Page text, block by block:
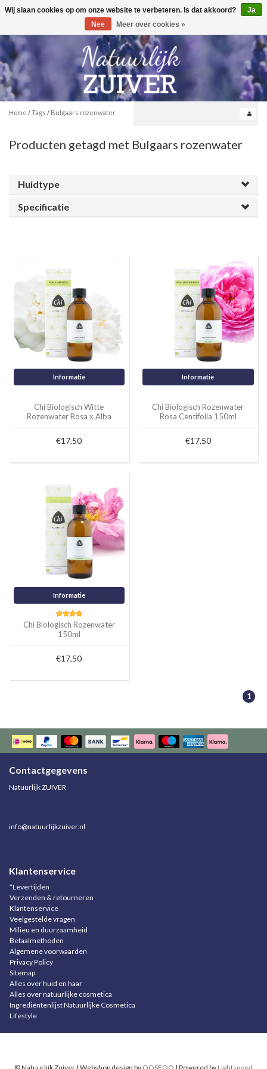
Toggle
0
Home /Tags / Bulgaars rozenwater
Producten getagd met Bulgaars rozenwater
Huidtype
Specificatie
Informatie
Chi Biologisch Witte
Rozenwater Rosa x Alba
€17,50
Informatie
Chi Biologisch Rozenwater
Rosa Centifolia 150ml
€17,50
Informatie
Chi Biologisch Rozenwater
150ml
€17,50
1
Contactgegevens
Natuurlijk ZUIVER
info@natuurlijkzuiver.nl
Klantenservice
*Levertijden
Verzenden & retourneren
Klantenservice
Veelgestelde vragen
Milieu en duurzaamheid
Betaalmethoden
Algemene voorwaarden
Privacy Policy
Sitemap
Alles over huid en haar
Alles over natuurlijke cosmetica
Ingrediëntenlijst Natuurlijke Cosmetica
Lifestyle
Wij slaan cookies op om onze website te verbeteren. Is dat akkoord?
Ja
Nee
Meer over cookies »